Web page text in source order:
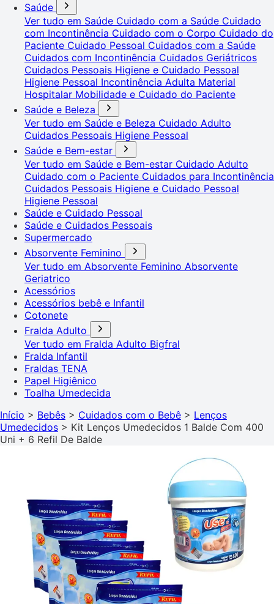
Saúde
Ver tudo em Saúde Cuidado com a Saúde Cuidado
com Incontinência Cuidado com o Corpo Cuidado do
Paciente Cuidado Pessoal Cuidados com a Saúde
Cuidados com Incontinência Cuidados Geriátricos
Cuidados Pessoais Higiene e Cuidado Pessoal
Higiene Pessoal Incontinência Adulta Material
Hospitalar Mobilidade e Cuidado do Paciente
Saúde e Beleza
Ver tudo em Saúde e Beleza Cuidado Adulto
Cuidados Pessoais Higiene Pessoal
Saúde e Bem-estar
Ver tudo em Saúde e Bem-estar Cuidado Adulto
Cuidado com o Paciente Cuidados para Incontinência
Cuidados Pessoais Higiene e Cuidado Pessoal
Higiene Pessoal
Saúde e Cuidado Pessoal
Saúde e Cuidados Pessoais
Supermercado
Absorvente Feminino
Ver tudo em Absorvente Feminino Absorvente
Geriatrico
Acessórios
Acessórios bebê e Infantil
Cotonete
Fralda Adulto
Ver tudo em Fralda Adulto Bigfral
Fralda Infantil
Fraldas TENA
Papel Higiênico
Toalha Umedecida
Início > Bebês > Cuidados com o Bebê > Lenços
Umedecidos > Kit Lenços Umedecidos 1 Balde Com 400
Uni + 6 Refil De Balde